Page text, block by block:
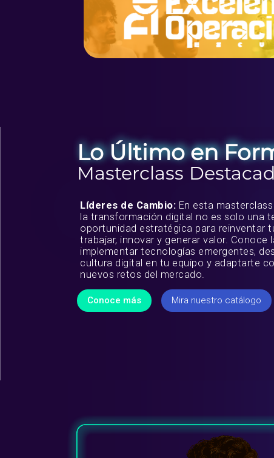
Lo Último en
Masterclass
Líderes de Cambio: En esta
la transformación digital no es solo una
oportunidad estratégica para reinventar
trabajar, innovar y generar valor. Conoce
implementar tecnologías emergentes,
cultura digital en tu equipo y adaptarte
nuevos retos del mercado.
Conoce más Mira nuestro catálogo